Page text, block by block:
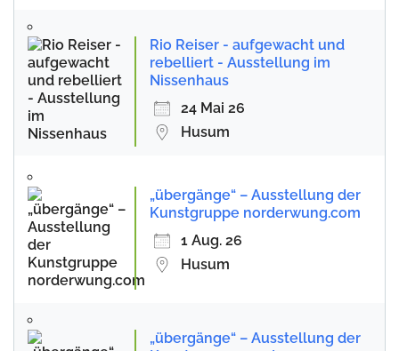
Rio Reiser - aufgewacht und
rebelliert - Ausstellung im
Nissenhaus
24 Mai 26
Husum
„übergänge“ – Ausstellung der
Kunstgruppe norderwung.com
1 Aug. 26
Husum
„übergänge“ – Ausstellung der